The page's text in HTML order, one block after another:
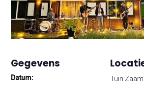
Gegevens
Datum:
Tuin